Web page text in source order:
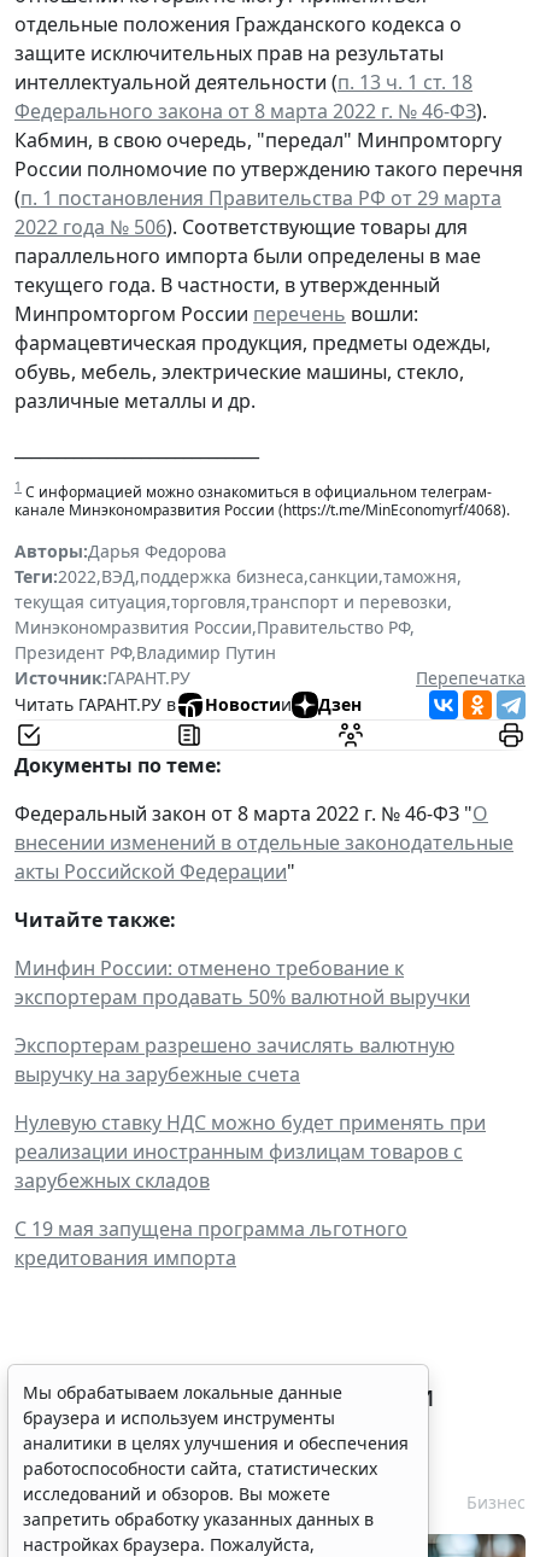
отдельные положения Гражданского кодекса о
защите исключительных прав на результаты
интеллектуальной деятельности (п. 13 ч. 1 ст. 18
Федерального закона от 8 марта 2022 г. № 46-ФЗ).
Кабмин, в свою очередь, "передал" Минпромторгу
России полномочие по утверждению такого перечня
(п. 1 постановления Правительства РФ от 29 марта
2022 года № 506). Соответствующие товары для
параллельного импорта были определены в мае
текущего года. В частности, в утвержденный
Минпромторгом России перечень вошли:
фармацевтическая продукция, предметы одежды,
обувь, мебель, электрические машины, стекло,
различные металлы и др.
1 С информацией можно ознакомиться в официальном телеграм-
канале Минэкономразвития России (https://t.me/MinEconomyrf/4068).
Авторы:Дарья Федорова
Теги:2022,ВЭД,поддержка бизнеса,санкции,таможня,
текущая ситуация,торговля,транспорт и перевозки,
Минэкономразвития России,Правительство РФ,
Президент РФ,Владимир Путин
Источник:ГАРАНТ.РУ
Перепечатка
Читать ГАРАНТ.РУ в
Новостии Дзен
Документы по теме:
Федеральный закон от 8 марта 2022 г. № 46-ФЗ "О
внесении изменений в отдельные законодательные
акты Российской Федерации"
Читайте также:
Минфин России: отменено требование к
экспортерам продавать 50% валютной выручки
Экспортерам разрешено зачислять валютную
выручку на зарубежные счета
Нулевую ставку НДС можно будет применять при
реализации иностранным физлицам товаров с
зарубежных складов
С 19 мая запущена программа льготного
кредитования импорта
Процедуру приостановки или
запрета реализации опасной
продукции оптимизируют
6 августа 2026 15:39 Бизнес
Мы обрабатываем локальные данные
браузера и используем инструменты
аналитики в целях улучшения и обеспечения
работоспособности сайта, статистических
исследований и обзоров. Вы можете
запретить обработку указанных данных в
настройках браузера. Пожалуйста,